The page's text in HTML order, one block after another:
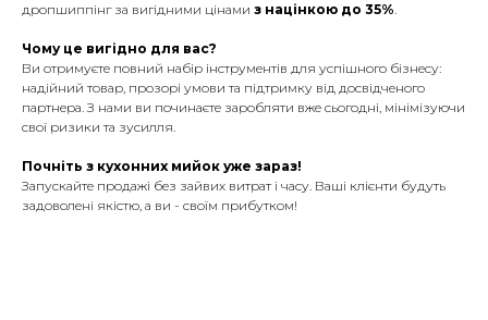
дропшиппінг за вигідними цінами з націнкою до 35%.
Чому це вигідно для вас?
Ви отримуєте повний набір інструментів для успішного бізнесу:
надійний товар, прозорі умови та підтримку від досвідченого
партнера. З нами ви починаєте заробляти вже сьогодні, мінімізуючи
свої ризики та зусилля.
Почніть з кухонних мийок уже зараз!
Запускайте продажі без зайвих витрат і часу. Ваші клієнти будуть
задоволені якістю, а ви - своїм прибутком!